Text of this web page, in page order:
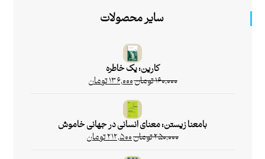
سایر محصولات
کارین: یک خاطره
۱۶۰,۰۰۰تومان۱۳۶,۰۰۰تومان
بامعنا زیستن: معنای انسانی در جهانی خاموش
۲۵۰,۰۰۰تومان۲۱۲,۵۰۰تومان